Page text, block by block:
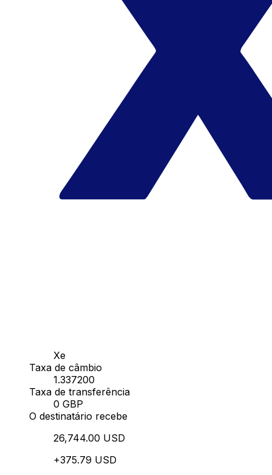
Xe
Taxa de câmbio
1.337200
Taxa de transferência
0 GBP
O destinatário recebe
26,744.00 USD
+375.79 USD